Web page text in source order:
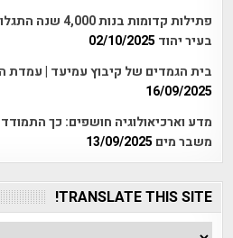
פתילות קדומות
בעיר יהוד 02/10/2025
בית הגמדים של קיבוץ עמיעד |
16/09/2025
מדע וארכיאולוגיה חושפים: כך
משבר מים 13/09/2025
TRANSLATE THIS SITE!